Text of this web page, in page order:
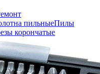
пильныеПилы
корончатые